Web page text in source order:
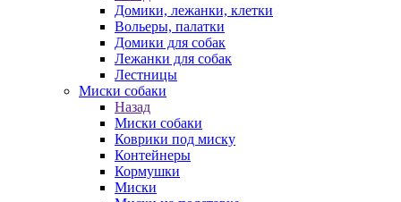
Домики, лежанки, клетки
Вольеры, палатки
Домики для собак
Лежанки для собак
Лестницы
Миски собаки
Назад
Миски собаки
Коврики под миску
Контейнеры
Кормушки
Миски